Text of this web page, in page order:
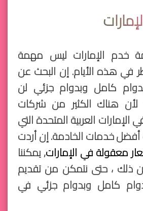
خدم الإمارات ليس مهمة
في هذه الأيام. إن البحث عن
كامل وبدوام جزئي لن
لأن هناك الكثير من شركات
الإمارات العربية المتحدة التي
خدمات الخادمة. إن أردت
معقولة في الإمارات, يمكننا
ذلك ، حتى نتمكن من تقديم
كامل وبدوام جزئي في